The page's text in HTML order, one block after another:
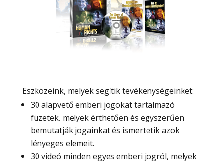
Eszközeink, melyek segítik tevékenységeinket:
30 alapvető emberi jogokat tartalmazó
füzetek, melyek érthetően és egyszerűen
bemutatják jogainkat és ismertetik azok
lényeges elemeit.
30 videó minden egyes emberi jogról, melyek